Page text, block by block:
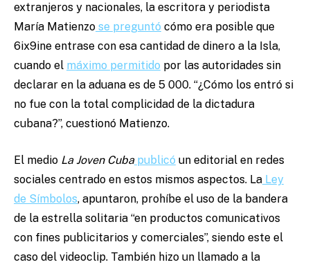
extranjeros y nacionales, la escritora y periodista
María Matienzo se preguntó cómo era posible que
6ix9ine entrase con esa cantidad de dinero a la Isla,
cuando el máximo permitido por las autoridades sin
declarar en la aduana es de 5 000. “¿Cómo los entró si
no fue con la total complicidad de la dictadura
cubana?”, cuestionó Matienzo.
El medio La Joven Cuba publicó un editorial en redes
sociales centrado en estos mismos aspectos. La Ley
de Símbolos, apuntaron, prohíbe el uso de la bandera
de la estrella solitaria “en productos comunicativos
con fines publicitarios y comerciales”, siendo este el
caso del videoclip. También hizo un llamado a la